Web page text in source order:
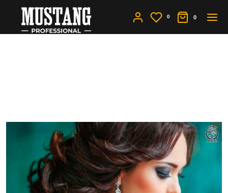
0 0